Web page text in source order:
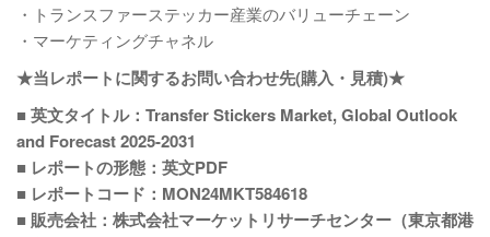
・トランスファーステッカー産業のバリューチェーン
・マーケティングチャネル
★当レポートに関するお問い合わせ先(購入・見積)★
■ 英文タイトル：Transfer Stickers Market, Global Outlook
and Forecast 2025-2031
■ レポートの形態：英文PDF
■ レポートコード：MON24MKT584618
■ 販売会社：株式会社マーケットリサーチセンター（東京都港